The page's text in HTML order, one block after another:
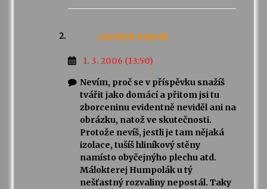
Anonym napsal:
1. 3. 2006 (13:50)
Nevím, proč se v příspěvku snažíš
tvářit jako domácí a přitom jsi tu
zborceninu evidentně neviděl ani na
obrázku, natož ve skutečnosti.
Protože nevíš, jestli je tam nějaká
izolace, tušíš hliníkový stěny
namísto obyčejnýho plechu atd.
Málokterej Humpolák u tý
nešťastný rozvaliny nepostál. Taky